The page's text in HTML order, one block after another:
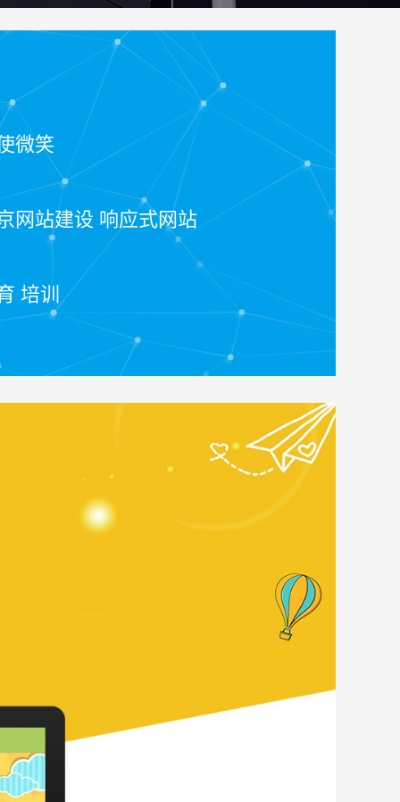
微笑
网站建设 响应式网站
培训